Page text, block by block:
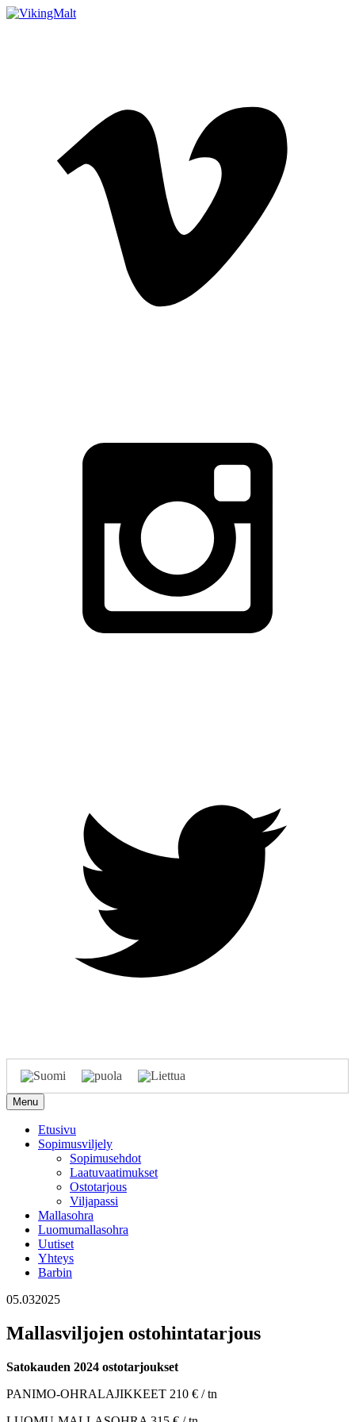
Menu
Etusivu
Sopimusviljely
Sopimusehdot
Laatuvaatimukset
Ostotarjous
Viljapassi
Mallasohra
Luomumallasohra
Uutiset
Yhteys
Barbin
05.032025
Mallasviljojen ostohintatarjous
Satokauden 2024 ostotarjoukset
PANIMO-OHRALAJIKKEET 210 € / tn